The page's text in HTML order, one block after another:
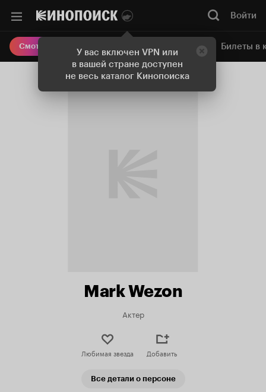
У вас включен VPN или
в вашей стране доступен
не весь каталог Кинопоиска
Войти
Смотреть кино Онлайн-кинотеатр Билеты в
Mark Wezon
Актер
Любимая звезда Добавить
Все детали о персоне